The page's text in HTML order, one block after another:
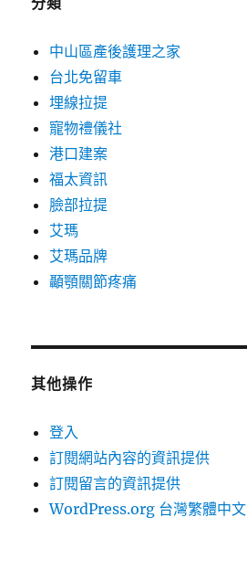
中山區產後護理之家
台北免留車
埋線拉提
寵物禮儀社
港口建案
福太資訊
臉部拉提
艾瑪
艾瑪品牌
顳顎關節疼痛
其他操作
登入
訂閱網站內容的資訊提供
訂閱留言的資訊提供
WordPress.org 台灣繁體中文